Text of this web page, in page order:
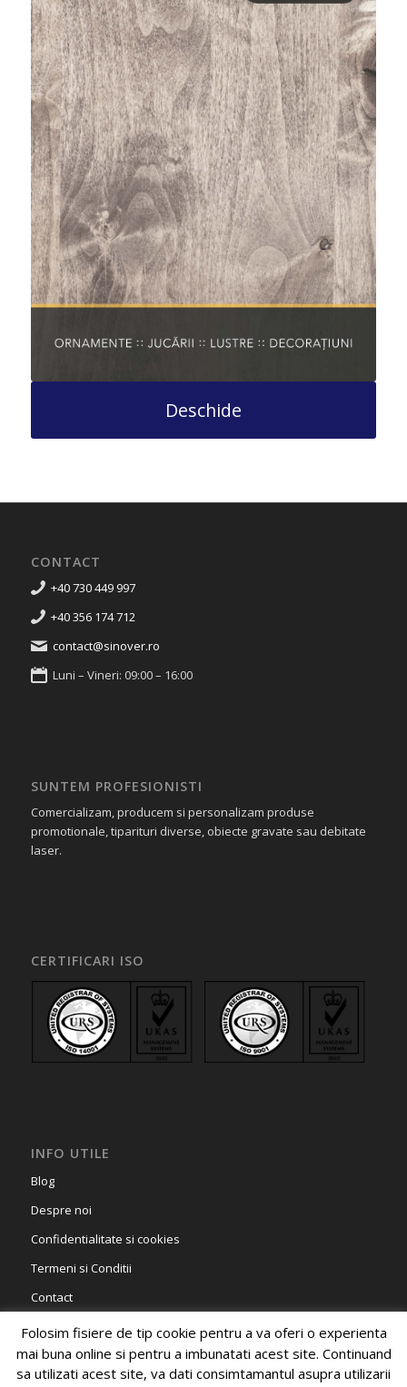
Deschide
CONTACT
+40 730 449 997
+40 356 174 712
contact@sinover.ro
Luni – Vineri: 09:00 – 16:00
SUNTEM PROFESIONISTI
Comercializam, producem si personalizam produse
promotionale, tiparituri diverse, obiecte gravate sau debitate
laser.
CERTIFICARI ISO
INFO UTILE
Blog
Despre noi
Confidentialitate si cookies
Termeni si Conditii
Contact
Folosim fisiere de tip cookie pentru a va oferi o experienta
mai buna online si pentru a imbunatati acest site. Continuand
sa utilizati acest site, va dati consimtamantul asupra utilizarii